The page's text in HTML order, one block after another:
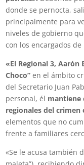
donde se pernocta,
principalmente para
niveles de gobierno
con los encargados
«El Regional 3, Aarón
Choco” en el ámbito
del Secretario Juan
personal, él mantiene
regionales del crimen
elementos que no
frente a familiares
«Se le acusa también